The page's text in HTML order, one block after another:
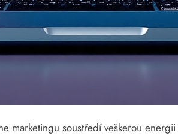
marketingu soustředí veškerou